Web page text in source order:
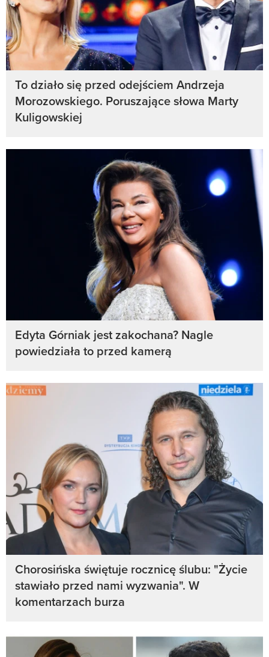
To działo się przed odejściem Andrzeja
Morozowskiego. Poruszające słowa Marty
Kuligowskiej
Edyta Górniak jest zakochana? Nagle
powiedziała to przed kamerą
Chorosińska świętuje rocznicę ślubu: "Życie
stawiało przed nami wyzwania". W
komentarzach burza